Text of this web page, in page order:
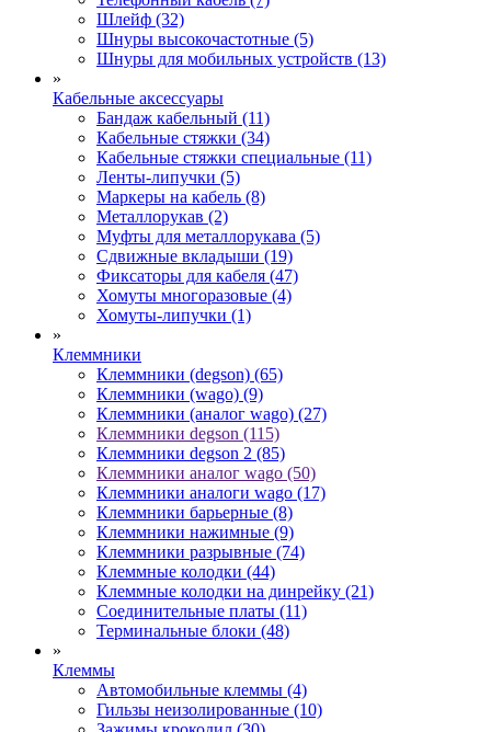
Шлейф (32)
Шнуры высокочастотные (5)
Шнуры для мобильных устройств (13)
»
Кабельные аксессуары
Бандаж кабельный (11)
Кабельные стяжки (34)
Кабельные стяжки специальные (11)
Ленты-липучки (5)
Маркеры на кабель (8)
Металлорукав (2)
Муфты для металлорукава (5)
Сдвижные вкладыши (19)
Фиксаторы для кабеля (47)
Хомуты многоразовые (4)
Хомуты-липучки (1)
»
Клеммники
Клеммники (degson) (65)
Клеммники (wago) (9)
Клеммники (аналог wago) (27)
Клеммники degson (115)
Клеммники degson 2 (85)
Клеммники аналог wago (50)
Клеммники аналоги wago (17)
Клеммники барьерные (8)
Клеммники нажимные (9)
Клеммники разрывные (74)
Клеммные колодки (44)
Клеммные колодки на динрейку (21)
Соединительные платы (11)
Терминальные блоки (48)
»
Клеммы
Автомобильные клеммы (4)
Гильзы неизолированные (10)